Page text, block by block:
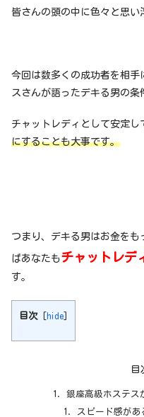
皆さんの頭の中に色々と思い
今回は数多くの成功者を相手
スさんが語ったデキる男の条
チャットレディとして安定し
にすることも大事です。
つまり、デキる男はお金を
ばあなたもチャットレデ
す。
目次 [hide]
目
銀座高級ホステス
スピード感があ